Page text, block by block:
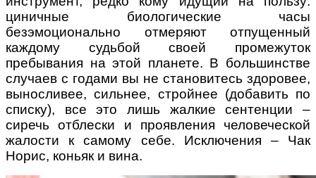
циничные биологические часы
безэмоционально отмеряют отпущенный
каждому судьбой своей промежуток
пребывания на этой планете. В большинстве
случаев с годами вы не становитесь здоровее,
выносливее, сильнее, стройнее (добавить по
списку), все это лишь жалкие сентенции –
сиречь отблески и проявления человеческой
жалости к самому себе. Исключения – Чак
Норис, коньяк и вина.